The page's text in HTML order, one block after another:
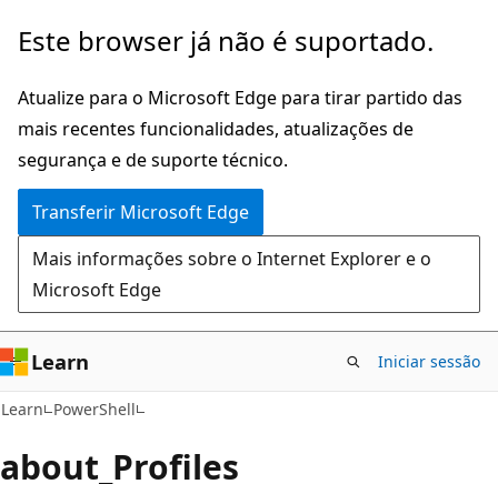
Saltar
o
conteúdo
principal
Este browser já não é suportado.
Atualize para o Microsoft Edge para tirar partido das
mais recentes funcionalidades, atualizações de
segurança e de suporte técnico.
Transferir Microsoft Edge
Mais informações sobre o Internet Explorer e o
Microsoft Edge
Learn Iniciar sessão
Learn PowerShell
about_Profiles